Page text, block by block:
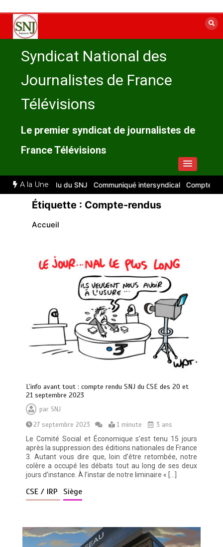
contenu
Syndicat National des
Journalistes de France
Télévisions
Le premier syndicat de journalistes de
France Télévisions
A la Une
rendu du SNJ Communiqué intersyndical Compte-rendu
Étiquette : Compte-rendus
Accueil
L’info avant tout : compte rendu SNJ du CSE des 20 et
21 septembre 2023
par SNJ
27 septembre 2023
1 minute
3 ans
Le Comité Social et Économique s’est tenu 15 jours
après la suppression des éditions nationales de France
3. Autant vous dire que, loin d’être retombée, notre
colère a occupé les débats tout au long de ses deux
jours d’instance. À l’instar de notre liminaire « […]
CSE / IRP Siège